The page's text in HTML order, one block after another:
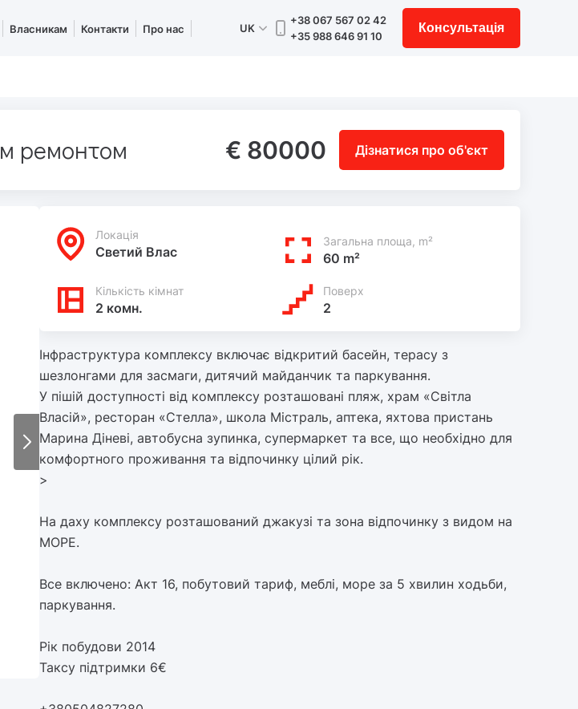
Власникам Контакти Про нас UK
+38 067 567 02 42
+35 988 646 91 10
Консультація
ремонтом € 80000 Дізнатися про об'єкт
Локацiя
Светий Влас
Загальна площа, m²
60 m²
Кількість кімнат
2 комн.
Поверх
2
Інфраструктура комплексу включає відкритий басейн, терасу з
шезлонгами для засмаги, дитячий майданчик та паркування.
У пішій доступності від комплексу розташовані пляж, храм «Світла
Власій», ресторан «Стелла», школа Містраль, аптека, яхтова пристань
Марина Діневі, автобусна зупинка, супермаркет та все, що необхідно для
комфортного проживання та відпочинку цілий рік.
>
На даху комплексу розташований джакузі та зона відпочинку з видом на
МОРЕ.
Все включено: Акт 16, побутовий тариф, меблі, море за 5 хвилин ходьби,
паркування.
Рік побудови 2014
Таксу підтримки 6€